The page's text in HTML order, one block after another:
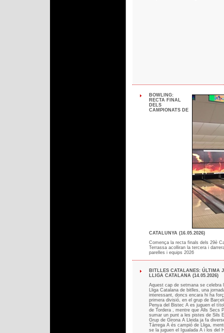
BOWLING:
RECTA FINAL
DELS
CAMPIONATS DE
CATALUNYA (16.05.2026)
Comença la recta finals dels 29è
Terrassa acolliran la tercera i
parelles i equips 2026
BITLLES CATALANES: ÚLTIMA
LLIGA CATALANA (14.05.2026)
Aquest cap de setmana se celebra
Lliga Catalana de bitlles, una
interessant, doncs encara hi ha
primera divisió, en el grup de
Penya del Bistec A es juguen el
de Tordera , mentre que Alls Secs
sumar un punt a les pistes de Sils
Grup de Girona A Lleida ja fa
Tàrrega A és campió de Lliga,
se la juguen el Igualada A i los del